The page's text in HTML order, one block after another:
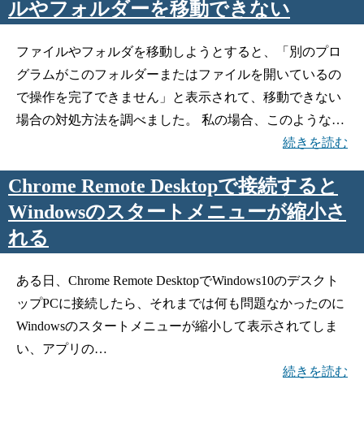
ルやフォルダーを移動できない
ファイルやフォルダを移動しようとすると、「別のプロ
グラムがこのフォルダーまたはファイルを開いているの
で操作を完了できません」と表示されて、移動できない
場合の対処方法を調べました。 私の場合、このような…
続きを読む
Chrome Remote Desktopで接続すると
Windowsのスタートメニューが縮小さ
れる
ある日、Chrome Remote DesktopでWindows10のデスクト
ップPCに接続したら、それまでは何も問題なかったのに
Windowsのスタートメニューが縮小して表示されてしま
い、アプリの…
続きを読む